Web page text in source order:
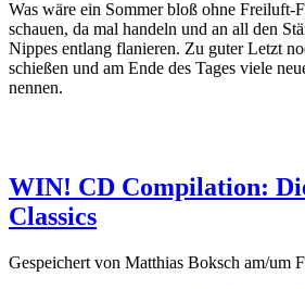
Was wäre ein Sommer bloß ohne Freiluft-
schauen, da mal handeln und an all den
Nippes entlang flanieren. Zu guter Letzt
schießen und am Ende des Tages viele
nennen.
WIN! CD Compilation:
Classics
Gespeichert von Matthias Boksch am/um